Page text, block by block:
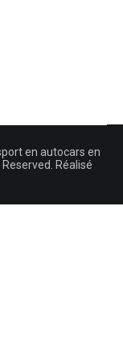
en autocars en
Réalisé